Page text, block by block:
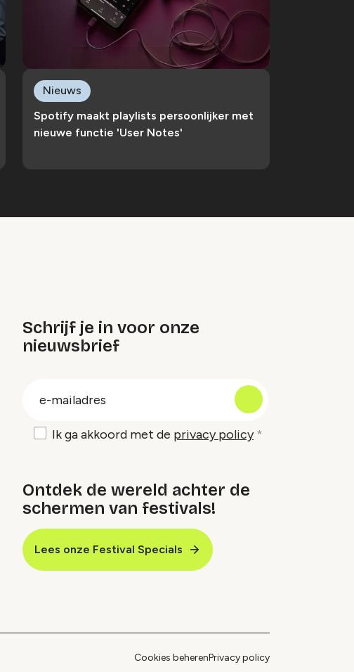
Spotify maakt playlists persoonlijker met
nieuwe functie 'User Notes'
Nieuws
Schrijf je in voor onze
nieuwsbrief
Ik ga akkoord met de privacy policy
Ontdek de wereld achter de
schermen van festivals!
Lees onze Festival Specials
Cookies beherenPrivacy policy